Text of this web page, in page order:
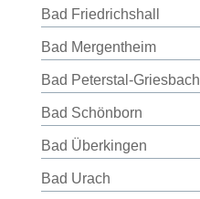
Bad Friedrichshall
Bad Mergentheim
Bad Peterstal-Griesbach
Bad Schönborn
Bad Überkingen
Bad Urach